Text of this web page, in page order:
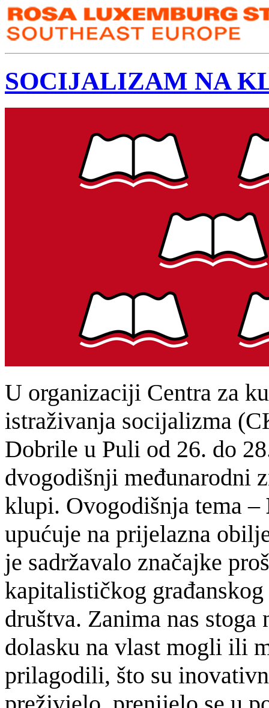
SOCIJALIZAM NA
U organizaciji Centra za
istraživanja socijalizma
Dobrile u Puli od 26. do
dvogodišnji međunarodni
klupi. Ovogodišnja tema –
upućuje na prijelazna
je sadržavalo značajke
kapitalističkog
društva. Zanima nas stoga
dolasku na vlast mogli ili
prilagodili, što su